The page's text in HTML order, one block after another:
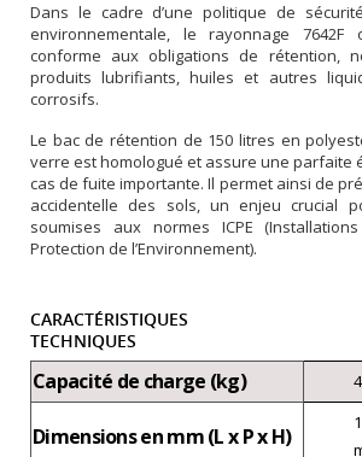
Dans le cadre d’une politique de
environnementale, le rayonnage
conforme aux obligations de rétention,
produits lubrifiants, huiles et autres
corrosifs.
Le bac de rétention de 150 litres en
verre est homologué et assure une parfaite
cas de fuite importante. Il permet ainsi de
accidentelle des sols, un enjeu crucial
soumises aux normes ICPE
Protection de l’Environnement).
CARACTÉRISTIQUES
TECHNIQUES
Capacité de charge (kg)
Dimensions en mm (L x P x H)